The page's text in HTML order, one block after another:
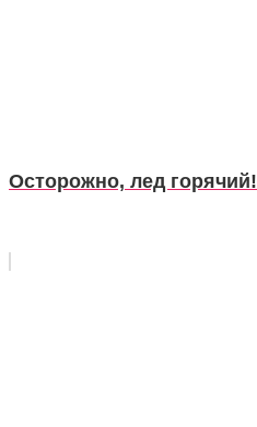
Осторожно, лед горячий!